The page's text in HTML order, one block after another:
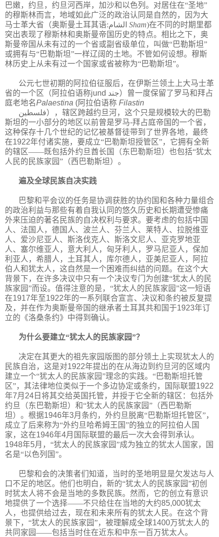
巴嫩，约旦，约旦河西岸，加沙和以色列。对居住在“圣地”
的穆斯林而言，地域如此广泛的政治认同是自然的，因为大
Sham)在不同的时期里都
突出表现了穆斯林和奥斯曼帝国历史的特点。相比之下，奥
斯曼帝国从未有过的一个省或副省级单位，叫做“巴勒斯坦”
或拥有与“巴勒斯坦”一样辽阔的土地。不管如何设想。穆斯
林历史上从未有过一个国家或省被称为“巴勒斯坦”。
公元七世初期的阿拉伯征服后，在伊斯兰领土上大马士革
省的一个区（阿拉伯语称jund جند）曾一度保留了罗马和拜占
庭老地名Palaestina (阿拉伯语称 Filastin
فلسطين），辖区跨越约旦河，这个只是规模较大的巴勒
斯坦的一小部分的地区以前曾是罗马-拜占庭帝国的一个省，
这种保存十几个世纪的记忆被基督徒带到了世界各地，最终
在1922年付诸实施，要成立“巴勒斯坦授管区”，它拥有全新
的辖区——既包括外约旦酋长国（东巴勒斯坦）也包括“犹太
人民的民族家园”（西巴勒斯坦）。
遍及全球民族自决实践
巴黎和平会议的任务是协调获胜的协约国和各种力量组合
的政治利益与那些有着自我认同的悠久历史和长期遭受惨痛
外来压迫的著名民族的自决权利与要求。要考虑的包括中国
人、法国人，德国人、波兰人、芬兰人、莱特人、拉脱维亚
人、爱沙尼亚人、斯洛伐克人、斯洛文尼人、亚克罗地亚
人、塞尔维亚人，意大利人，匈牙利人，罗马尼亚人，保加
利亚人，希腊人，土耳其人，库尔德人，亚美尼亚人，阿拉
伯人和犹太人，这自然是一个困难而纠结的问题。在这个大
背景下，在许多决议中只有一个决议专门为创建“犹太人的民
族家园”而设。值得注意的是，“犹太人的民族家园”这一短语
在1917年至1922年的一系列联合宣言、决议和条约被反复提
及，并在作为奥斯曼帝国的继承者土耳其共和国于1923年订
立的《洛桑条约》中得到确认。
为什么要建立“犹太人的民族家园”？
决定在其更大的祖先家园版图的部分领土上实现犹太人的
民族自治，这是对1922年提出的在从海边到约旦河的区域内
建立一个“犹太人的民族家园”理念的实践。“巴勒斯坦托管
区”，其法律地位类似于一个多边协定或条约，国际联盟1922
年7月 24 日将其交给英国托管，并授于它全新的辖区：包括外
约旦（东巴勒斯坦）和“犹太人的民族家园”（西巴勒斯
坦）。根据1946年3月条约，外约旦脱离“巴勒斯坦托管区”，
成立了后来称为“外约旦哈希姆王国”的独立的阿拉伯人国
家，这在1946年4月国际联盟的最后一次大会得到承认。
1948年5月，“犹太人的民族家园”成为独立的犹太人国家，国
名是“以色列国”。
巴黎和会的决策者们知道，当时的圣地明显是欠发达与 人
口不足的地区。他们也明白，新的“犹太人的民族家园”初创
时犹太人将不会是当地的多数民族。然而，它的创立有意识
地提供了一个选择——不只给住在当地的大约85,000犹太
人，也提供给过去，现在和未来所有的犹太人民。在这个背
景下，“犹太人的民族家园”，被理解成全球1400万犹太人的
共同家园——包括当时住在近东和中东一百万犹太人。